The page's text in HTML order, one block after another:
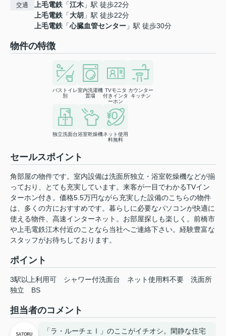
交通 上毛電鉄 「江木 」駅 徒歩22分
上毛電鉄 「大胡 」駅 徒歩22分
上毛電鉄 「心臓血管センター 」駅 徒歩30分
物件の特徴
バストイレ
別
室内洗濯機
置場
TVモニタ
付きインタ
ーホン
カウンター
キッチン
独立洗面台浴室乾燥機ネット使用
料無料
セールスポイント
角部屋の物件です。室内設備は洗面所独立・浴室乾燥機などが揃
っており、とても充実しています。来客が一目でわかるTVイン
ターホン付き。価格5.5万円ながら充実した設備のこちらの物件
は、多くの方におすすめです。暮らしに必要なパソコンが快適に
使える物件、高速インターネット。お部屋探しも楽しく。前橋市
や上毛電鉄江木付近のことなら当社へご連絡下さい。経験豊富な
スタッフがお待ちしております。
ポイント
3駅以上利用可 シャワー付洗面台 ネット使用料不要
洗面所
独立
BS
担当者のコメント
「ラ・ルーチェⅠ」のここがイチオシ。閑静な住宅